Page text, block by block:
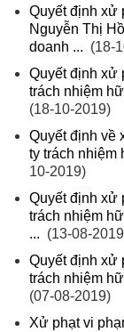
Quyết định xử
Nguyễn Thị
doanh ... (18-
Quyết định xử
trách nhiệm
(18-10-2019)
Quyết định về
ty trách nhiệm
10-2019)
Quyết định xử
trách nhiệm
... (13-08-
Quyết định xử
trách nhiệm
(07-08-2019)
Xử phạt vi